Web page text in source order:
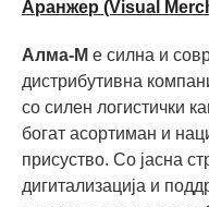
Аранжер (Visual
Алма-М е силна и
дистрибутивна
со силен логистички
богат асортиман и
присуство. Со јасна
дигитализација и